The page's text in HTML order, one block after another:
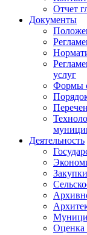
Отчет
Документы
услуг
Формы
Деятельность
Закупки
Оценка